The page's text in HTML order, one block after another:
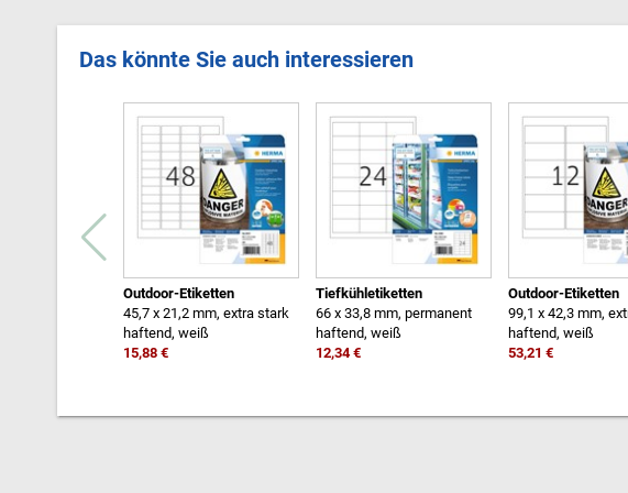
Das könnte Sie auch interessieren
Outdoor-Etiketten
45,7 x 21,2 mm, extra stark
haftend, weiß
15,88 €
Tiefkühletiketten
66 x 33,8 mm, permanent
haftend, weiß
12,34 €
Outdoor-Etiketten
99,1 x 42,3 mm,
haftend, weiß
53,21 €